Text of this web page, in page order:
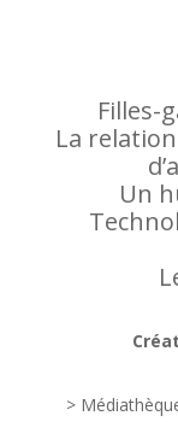
Filles-
La
Un
>